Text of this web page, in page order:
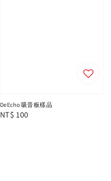
DeEcho 吸音板樣品
Regular
NT$ 100